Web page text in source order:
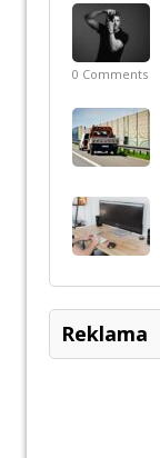
0 Comments
Reklama